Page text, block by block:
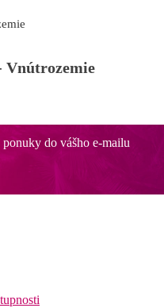
Vnútrozemie
do vášho e-mailu